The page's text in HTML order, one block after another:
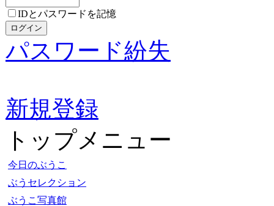
IDとパスワードを記憶
パスワード紛失
新規登録
トップメニュー
今日のぶうこ
ぶうセレクション
ぶうこ写真館